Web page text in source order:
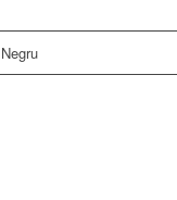
Negru